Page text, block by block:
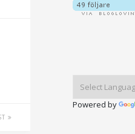
Powered by